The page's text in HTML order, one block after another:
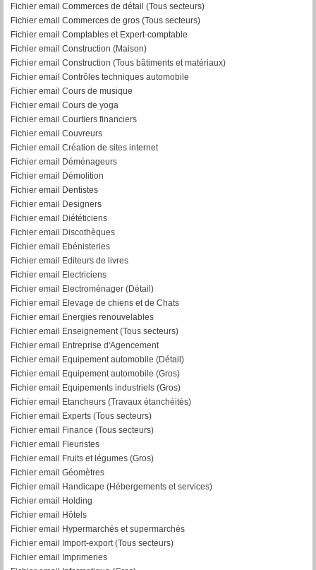
Fichier email Commerces de détail (Tous secteurs)
Fichier email Commerces de gros (Tous secteurs)
Fichier email Comptables et Expert-comptable
Fichier email Construction (Maison)
Fichier email Construction (Tous bâtiments et matériaux)
Fichier email Contrôles techniques automobile
Fichier email Cours de musique
Fichier email Cours de yoga
Fichier email Courtiers financiers
Fichier email Couvreurs
Fichier email Création de sites internet
Fichier email Déménageurs
Fichier email Démolition
Fichier email Dentistes
Fichier email Designers
Fichier email Diététiciens
Fichier email Discothèques
Fichier email Ebénisteries
Fichier email Editeurs de livres
Fichier email Electriciens
Fichier email Electroménager (Détail)
Fichier email Elevage de chiens et de Chats
Fichier email Energies renouvelables
Fichier email Enseignement (Tous secteurs)
Fichier email Entreprise d'Agencement
Fichier email Equipement automobile (Détail)
Fichier email Equipement automobile (Gros)
Fichier email Equipements industriels (Gros)
Fichier email Etancheurs (Travaux étanchéités)
Fichier email Experts (Tous secteurs)
Fichier email Finance (Tous secteurs)
Fichier email Fleuristes
Fichier email Fruits et légumes (Gros)
Fichier email Géomètres
Fichier email Handicape (Hébergements et services)
Fichier email Holding
Fichier email Hôtels
Fichier email Hypermarchés et supermarchés
Fichier email Import-export (Tous secteurs)
Fichier email Imprimeries